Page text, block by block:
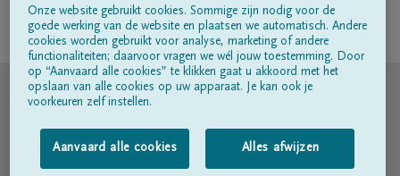
Volg ons op
© DELA
Gebruiksvoorwaarden
Privacyverklaring
Onze website gebruikt cookies. Sommige zijn nodig voor de
goede werking van de website en plaatsen we automatisch. Andere
cookies worden gebruikt voor analyse, marketing of andere
functionaliteiten; daarvoor vragen we wél jouw toestemming. Door
op “Aanvaard alle cookies” te klikken gaat u akkoord met het
opslaan van alle cookies op uw apparaat. Je kan ook je
voorkeuren zelf instellen.
Aanvaard alle cookies Alles afwijzen